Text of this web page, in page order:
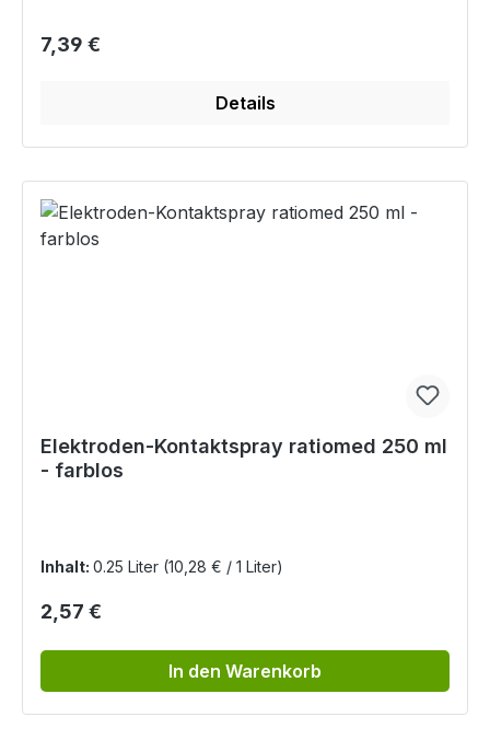
Regulärer Preis:
7,39 €
Details
Elektroden-Kontaktspray ratiomed 250 ml
- farblos
Inhalt: 0.25 Liter (10,28 € / 1 Liter)
Regulärer Preis:
2,57 €
In den Warenkorb